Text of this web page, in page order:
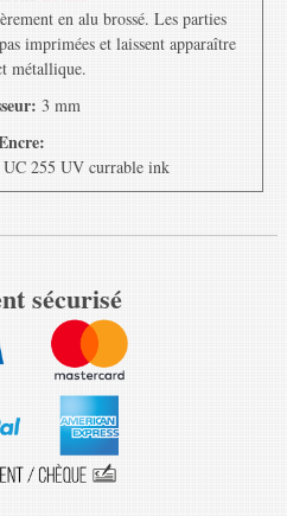
en alu brossé. Les parties
imprimées et laissent apparaître
métallique.
3 mm
255 UV currable ink
sécurisé